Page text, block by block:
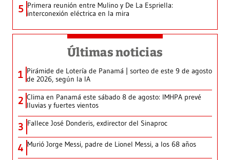
5 Primera reunión entre Mulino y De La Espriella:
interconexión eléctrica en la mira
Últimas noticias
1 Pirámide de Lotería de Panamá | sorteo de este 9 de agosto
de 2026, según la IA
2 Clima en Panamá este sábado 8 de agosto: IMHPA prevé
lluvias y fuertes vientos
3 Fallece José Donderis, exdirector del Sinaproc
4 Murió Jorge Messi, padre de Lionel Messi, a los 68 años